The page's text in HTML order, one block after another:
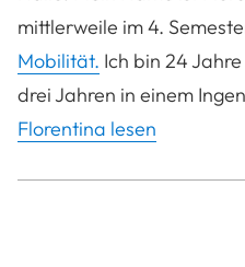
mittlerweile im 4.
Mobilität. Ich bin 24
drei Jahren in einem
Florentina lesen